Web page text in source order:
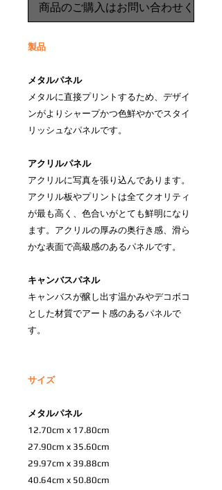
商品のご購入はお問い合わせください
製品
メタルパネル
メタルに直接プリントするため、デザイ
ンがよりシャープかつ色鮮やかでスタイ
リッシュなパネルです。
アクリルパネル
アクリルに写真を張り込んであります。
アクリル板やプリントは全てクオリティ
が最も高く、色合いがとても鮮明になり
ます。アクリルの厚みの奥行き感、滑ら
かな表面で高級感のあるパネルです。
キャンバスパネル
キャンバスが醸し出す温かみやデコボコ
とした材質でアート感のあるパネルで
す。
サイズ
メタルパネル
12.70cm x 17.80cm
27.90cm x 35.60cm
29.97cm x 39.88cm
40.64cm x 50.80cm